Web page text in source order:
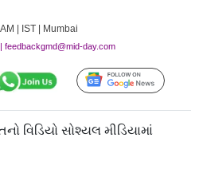
| IST | Mumbai
feedbackgmd@mid-day.com
Follow Us
વિડિયો સોશ્યલ મીડિયામાં